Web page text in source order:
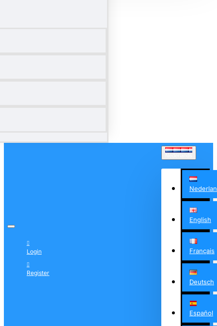
Login
Register
English
Français
Deutsch
Español